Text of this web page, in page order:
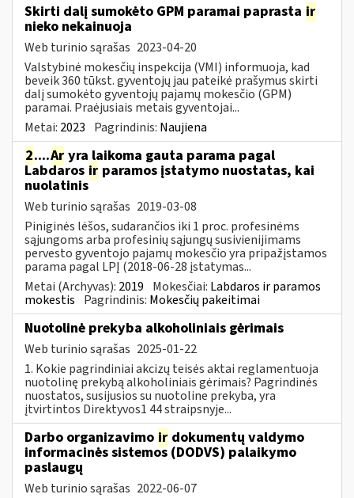
Skirti dalį sumokėto GPM paramai paprasta ir
nieko nekainuoja
Web turinio sąrašas 2023-04-20
Valstybinė mokesčių inspekcija (VMI) informuoja, kad
beveik 360 tūkst. gyventojų jau pateikė prašymus skirti
dalį sumokėto gyventojų pajamų mokesčio (GPM)
paramai. Praėjusiais metais gyventojai...
Metai: 2023 Pagrindinis: Naujiena
2....Ar yra laikoma gauta parama pagal
Labdaros ir paramos įstatymo nuostatas, kai
nuolatinis
Web turinio sąrašas 2019-03-08
Piniginės lėšos, sudarančios iki 1 proc. profesinėms
sąjungoms arba profesinių sąjungų susivienijimams
pervesto gyventojo pajamų mokesčio yra pripažįstamos
parama pagal LPĮ (2018-06-28 įstatymas...
Metai (Archyvas): 2019 Mokesčiai: Labdaros ir paramos
mokestis Pagrindinis: Mokesčių pakeitimai
Nuotolinė prekyba alkoholiniais gėrimais
Web turinio sąrašas 2025-01-22
1. Kokie pagrindiniai akcizų teisės aktai reglamentuoja
nuotolinę prekybą alkoholiniais gėrimais? Pagrindinės
nuostatos, susijusios su nuotoline prekyba, yra
įtvirtintos Direktyvos1 44 straipsnyje...
Darbo organizavimo ir dokumentų valdymo
informacinės sistemos (DODVS) palaikymo
paslaugų
Web turinio sąrašas 2022-06-07